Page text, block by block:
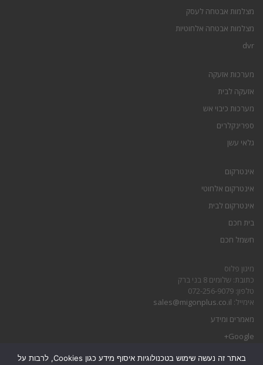
מצלמות אבטחה לעסק
מצלמות אבטחה אלחוטיות
dvr
מערכות אזעקה
אזעקה לבית
מערכות כיבוי אש
ספרינקלרים
גלאי עשן
אינטרקום
אינטרקום אלחוטי
אינטרקום לבית
בית חכם
חשמל חכם
מיגון פלוס
כתובת: שלומים 8 בני ברק
טלפון: 072-256-9079
אימייל: sales@migonplus.co.il
מאמרים ומידע
Google+
באתר זה נעשה שימוש בטכנולוגיות איסוף מידע כגון Cookies, לרבות על